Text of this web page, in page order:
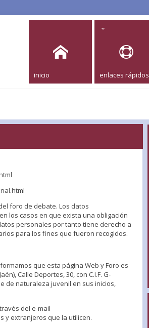
inicio enlaces rápidos
foro de debate. Los datos
los casos en que exista una obligación
personales por tanto tiene derecho a
para los fines que fueron recogidos.
que esta página Web y Foro es
Calle Deportes, 30, con C.I.F. G-
de naturaleza juvenil en sus inicios,
del e-mail
y extranjeros que la utilicen.